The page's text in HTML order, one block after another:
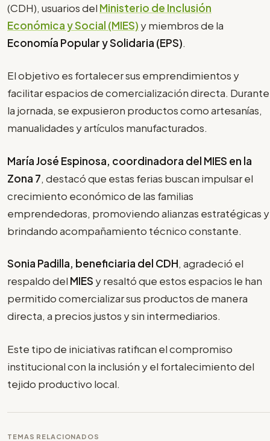
(CDH), usuarios del Ministerio de Inclusión
Económica y Social (MIES) y miembros de la
Economía Popular y Solidaria (EPS).
El objetivo es fortalecer sus emprendimientos y
facilitar espacios de comercialización directa. Durante
la jornada, se expusieron productos como artesanías,
manualidades y artículos manufacturados.
María José Espinosa, coordinadora del MIES en la
Zona 7, destacó que estas ferias buscan impulsar el
crecimiento económico de las familias
emprendedoras, promoviendo alianzas estratégicas y
brindando acompañamiento técnico constante.
Sonia Padilla, beneficiaria del CDH, agradeció el
respaldo del MIES y resaltó que estos espacios le han
permitido comercializar sus productos de manera
directa, a precios justos y sin intermediarios.
Este tipo de iniciativas ratifican el compromiso
institucional con la inclusión y el fortalecimiento del
tejido productivo local.
TEMAS RELACIONADOS